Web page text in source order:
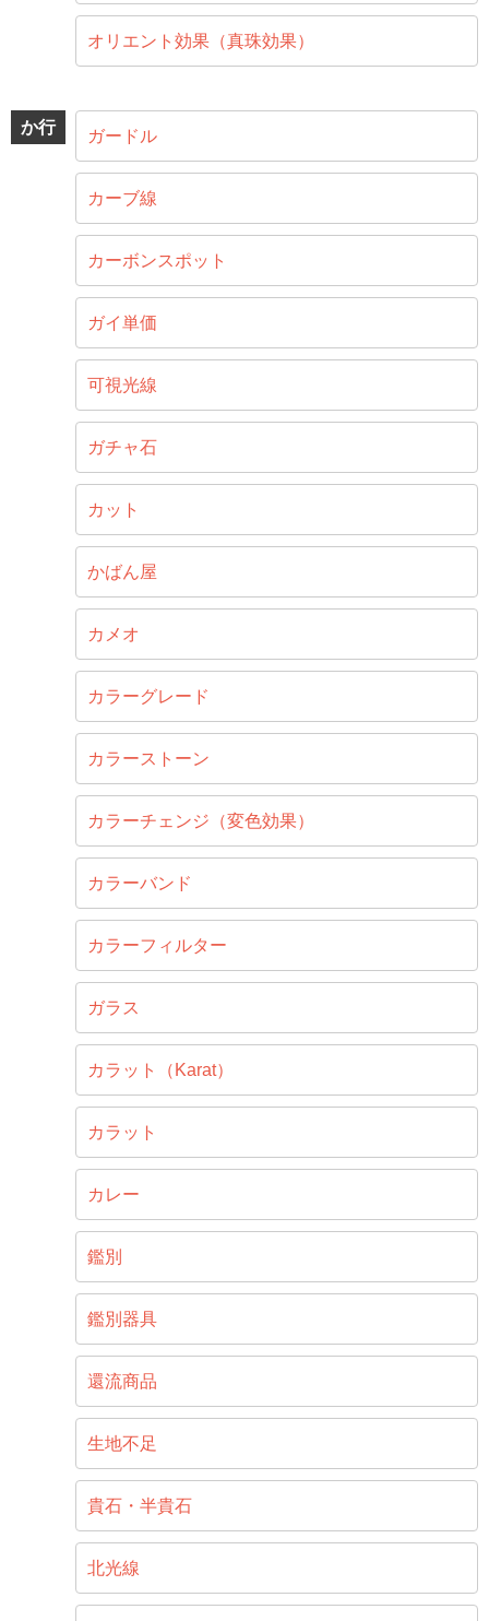
オリエント効果（真珠効果）
か行 ガードル
カーブ線
カーボンスポット
ガイ単価
可視光線
ガチャ石
カット
かばん屋
カメオ
カラーグレード
カラーストーン
カラーチェンジ（変色効果）
カラーバンド
カラーフィルター
ガラス
カラット（Karat）
カラット
カレー
鑑別
鑑別器具
還流商品
生地不足
貴石・半貴石
北光線